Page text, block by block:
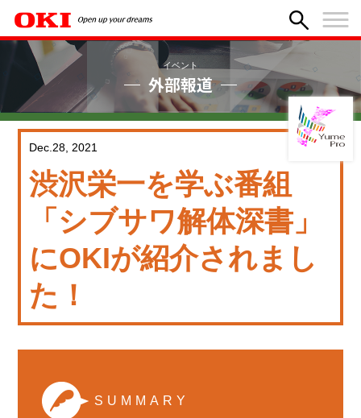
イベント
外部報道
Dec.28, 2021
渋沢栄一を学ぶ番組
「シブサワ解体深書」
にOKIが紹介されまし
た！
SUMMARY